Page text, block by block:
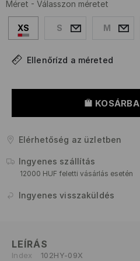
Méret - Válasszon méretet
XS S M
Ellenőrízd a méreted
KOSÁRBA
Elérhetőség az üzletben
Ingyenes szállítás
12000 HUF feletti vásárlás esetén
Ingyenes visszaküldés
LEÍRÁS
Index 102HY-09X